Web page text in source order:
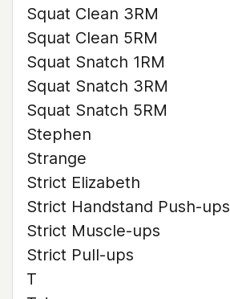
Squat Clean 3RM
Squat Clean 5RM
Squat Snatch 1RM
Squat Snatch 3RM
Squat Snatch 5RM
Stephen
Strange
Strict Elizabeth
Strict Handstand Push-ups
Strict Muscle-ups
Strict Pull-ups
T